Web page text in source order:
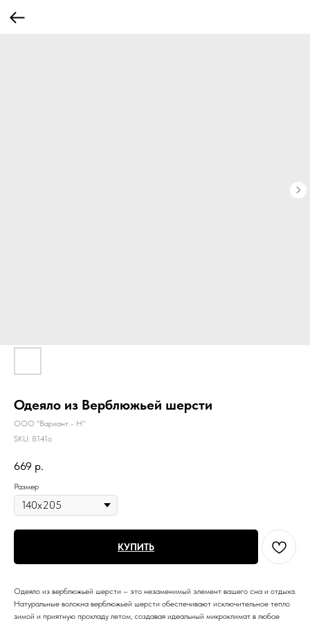
Одеяло из Верблюжьей шерсти
ООО "Вариант - Н"
SKU: 8141о
669 р.
Размер
КУПИТЬ
Одеяло из верблюжьей шерсти – это незаменимый элемент вашего сна и отдыха.
Натуральные волокна верблюжьей шерсти обеспечивают исключительное тепло
зимой и приятную прохладу летом, создавая идеальный микроклимат в любое